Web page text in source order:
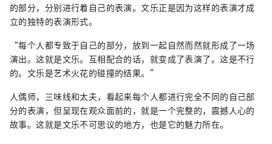
的部分，分别进行着自己的表演。文乐正是因为这样的表演才成
立的独特的表演形式。
“每个人都专致于自己的部分，放到一起自然而然就形成了一场
演出。这就是文乐。互相配合的话，就变成了表演了。这是不行
的。文乐是艺术火花的碰撞的结果。”
人偶师，三味线和太夫，看起来每个人都进行完全不同的自己部
分的表演，但呈现在观众面前的，就是一个完整的，震撼人心的
故事。这就是文乐不可思议的地方，也是它的魅力所在。